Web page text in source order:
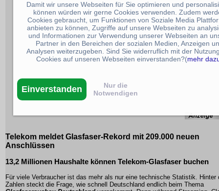
Telekom meldet Glasfaser-Rekord mit 209.000 neuen
Anschlüssen
13,2 Millionen Haushalte können Telekom-Glasfaser buchen
Für viele Verbraucher ist das mehr als nur eine technische Statistik. Hinter
Zahlen steckt die Frage, wie schnell Deutschland endlich beim Thema
Damit wir unsere Webseiten für Sie optimieren und
können würden wir gerne Cookies verwenden. Zudem
Cookies gebraucht, um Funktionen von Soziale Media
anbieten zu können, Zugriffe auf unsere Webseiten zu
und Informationen zur Verwendung unserer Webseiten an
Partner in den Bereichen der sozialen Medien, Anzeigen
Analysen weiterzugeben. Sind Sie widerruflich mit der
Cookies auf unseren Webseiten einverstanden?(mehr
Einverstanden
Nur die
Notwendigen